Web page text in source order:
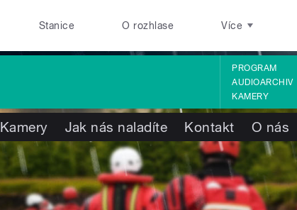
Stanice O rozhlase Více
PROGRAM
AUDIOARCHIV
KAMERY
Kamery Jak nás naladíte Kontakt O nás